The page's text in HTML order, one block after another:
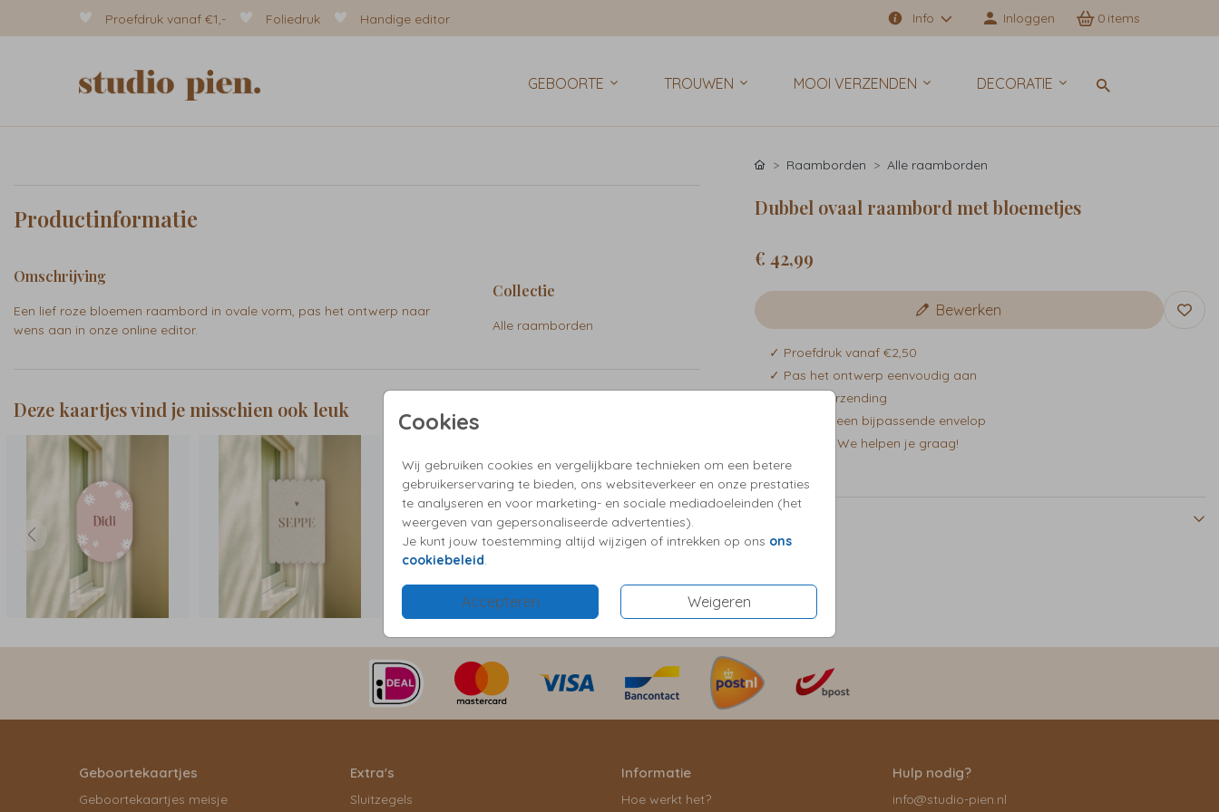
Proefdruk vanaf €1,- Foliedruk Handige editor Info Inloggen 0
GEBOORTE TROUWEN MOOI VERZENDEN DECORATIE
Cookies
Wij gebruiken cookies en vergelijkbare technieken om een betere
gebruikerservaring te bieden, ons websiteverkeer en onze prestaties
te analyseren en voor marketing- en sociale mediadoeleinden (het
weergeven van gepersonaliseerde advertenties).
Je kunt jouw toestemming altijd wijzigen of intrekken op ons ons
cookiebeleid.
Accepteren Weigeren
Productinformatie
Omschrijving
Een lief roze bloemen raambord in ovale vorm, pas het ontwerp naar
wens aan in onze online editor.
Collectie
Alle raamborden
Deze kaartjes vind je misschien ook leuk
Raamborden Alle raamborden
Dubbel ovaal raambord met bloemetjes
€ 42,99
Bewerken
✓ Proefdruk vanaf €2,50
✓ Pas het ontwerp eenvoudig aan
✓ Snelle verzending
✓ Kies zelf een bijpassende envelop
✓ Vragen? We helpen je graag!
Geboortekaartjes
Geboortekaartjes meisje
Extra's
Sluitzegels
Informatie
Hoe werkt het?
Hulp nodig?
info@studio-pien.nl